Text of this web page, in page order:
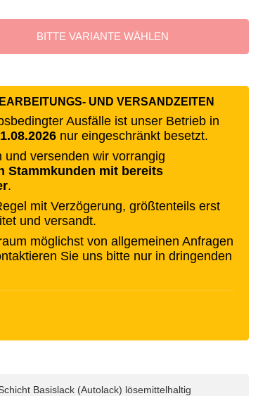
BITTE VARIANTE WÄHLEN
UND VERSANDZEITEN
Ausfälle ist unser Betrieb in
nur eingeschränkt besetzt.
versenden wir vorrangig
Stammkunden mit bereits
.
mit Verzögerung, größtenteils erst
und versandt.
möglichst von allgemeinen Anfragen
Sie uns bitte nur in dringenden
Basislack (Autolack) lösemittelhaltig